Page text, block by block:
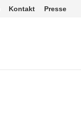
Kontakt Presse